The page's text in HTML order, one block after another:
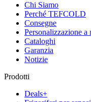
Chi Siamo
Perché TEFCOLD
Consegne
Personalizzazione a
Cataloghi
Garanzia
Notizie
Prodotti
Deals+